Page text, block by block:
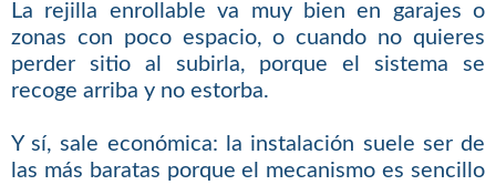
La rejilla enrollable va muy bien en garajes o
zonas con poco espacio, o cuando no quieres
perder sitio al subirla, porque el sistema se
recoge arriba y no estorba.
Y sí, sale económica: la instalación suele ser de
las más baratas porque el mecanismo es sencillo